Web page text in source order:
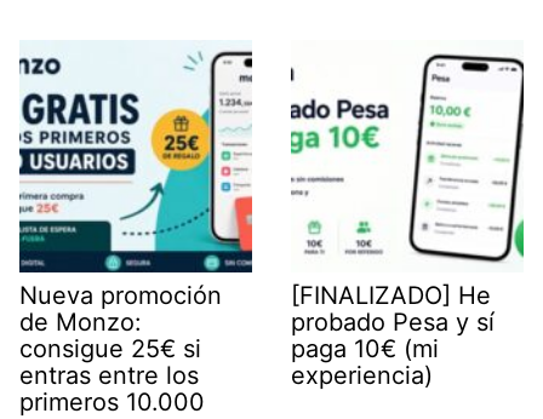
Nueva promoción
de Monzo:
consigue 25€ si
entras entre los
primeros 10.000
[FINALIZADO] He
probado Pesa y sí
paga 10€ (mi
experiencia)